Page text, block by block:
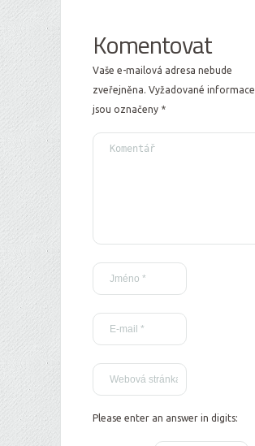
Komentovat
Vaše e-mailová adresa nebude
zveřejněna. Vyžadované informace
jsou označeny *
Please enter an answer in digits: